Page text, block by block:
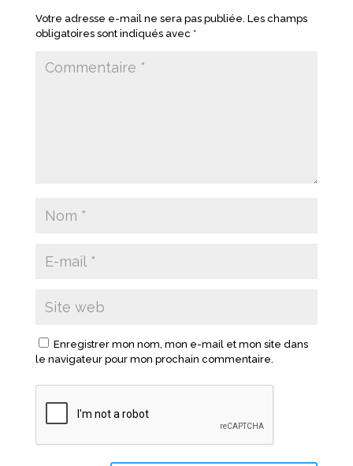
Votre adresse e-mail ne sera pas publiée. Les champs
obligatoires sont indiqués avec *
Enregistrer mon nom, mon e-mail et mon site dans
le navigateur pour mon prochain commentaire.